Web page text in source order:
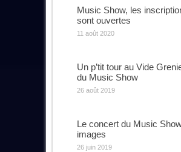
Music Show, les
sont ouvertes
11 août 2020
Un p’tit tour au Vide
du Music Show
26 août 2019
Le concert du Music
images
26 juin 2019